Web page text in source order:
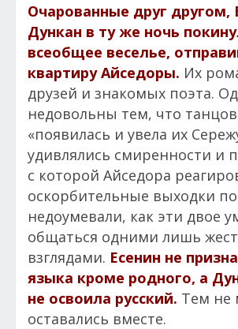
Очарованные друг другом,
Дункан в ту же ночь
всеобщее веселье,
квартиру Айседоры. Их
друзей и знакомых поэта.
недовольны тем, что
«появилась и увела их
удивлялись смиренности и
с которой Айседора
оскорбительные выходки
недоумевали, как эти двое
общаться одними лишь
взглядами. Есенин не
языка кроме родного, а
не освоила русский. Тем не
оставались вместе.